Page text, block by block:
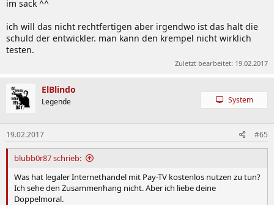
im sack ^^
ich will das nicht rechtfertigen aber irgendwo ist das halt die
schuld der entwickler. man kann den krempel nicht wirklich
testen.
Zuletzt bearbeitet: 19.02.2017
ElBlindo
Legende System
19.02.2017 #65
blubb0r87 schrieb:
Was hat legaler Internethandel mit Pay-TV kostenlos nutzen zu tun?
Ich sehe den Zusammenhang nicht. Aber ich liebe deine
Doppelmoral.